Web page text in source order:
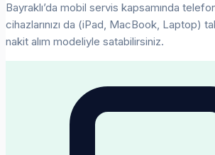
Bayraklı’da mobil servis kapsamında
cihazlarınızı da (iPad, MacBook, Laptop)
nakit alım modeliyle satabilirsiniz.